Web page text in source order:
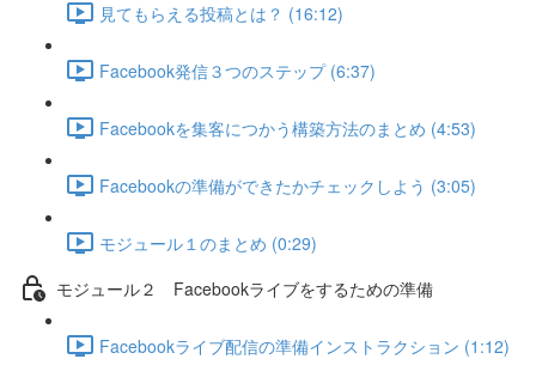
見てもらえる投稿とは？ (16:12)
Facebook発信３つのステップ (6:37)
Facebookを集客につかう構築方法のまとめ (4:53)
Facebookの準備ができたかチェックしよう (3:05)
モジュール１のまとめ (0:29)
モジュール２ Facebookライブをするための準備
Facebookライブ配信の準備インストラクション (1:12)